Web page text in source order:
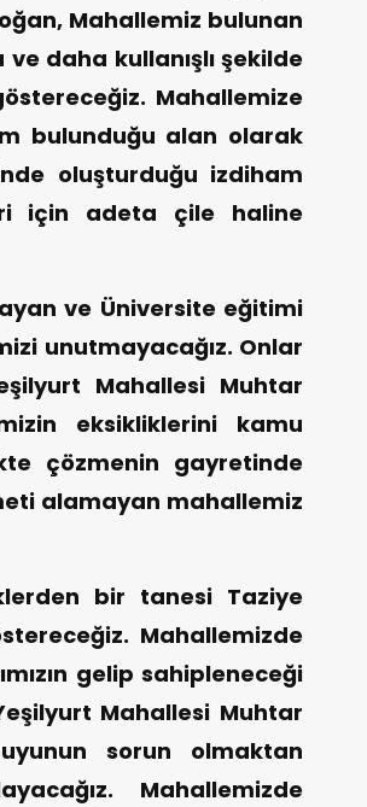
Mahallemiz bulunan
daha kullanışlı şekilde
Mahallemize
bulunduğu alan olarak
oluşturduğu izdiham
için adeta çile haline
ve Üniversite eğitimi
unutmayacağız. Onlar
Mahallesi Muhtar
eksikliklerini kamu
çözmenin gayretinde
alamayan mahallemiz
bir tanesi Taziye
Mahallemizde
gelip sahipleneceği
Mahallesi Muhtar
sorun olmaktan
Mahallemizde